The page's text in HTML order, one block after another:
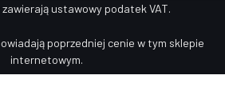
ustawowy podatek VAT.
poprzedniej cenie w tym sklepie
internetowym.